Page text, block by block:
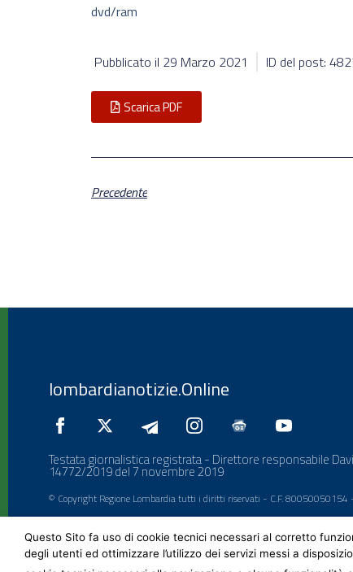
dvd/ram
Pubblicato il 29 Marzo 2021 ID del post:
Scarica PDF
Precedente
lombardianotizie.Online
Testata giornalistica registrata - Direttore responsabile
14772/2019 del 7 novembre 2019
© Copyright Regione Lombardia tutti i diritti riservati - C.F.
Questo Sito fa uso di cookie tecnici necessari al corretto
degli utenti ed ottimizzare l’utilizzo dei servizi messi a